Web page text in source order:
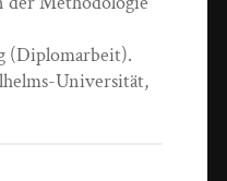
(Diplomarbeit).
Universität,